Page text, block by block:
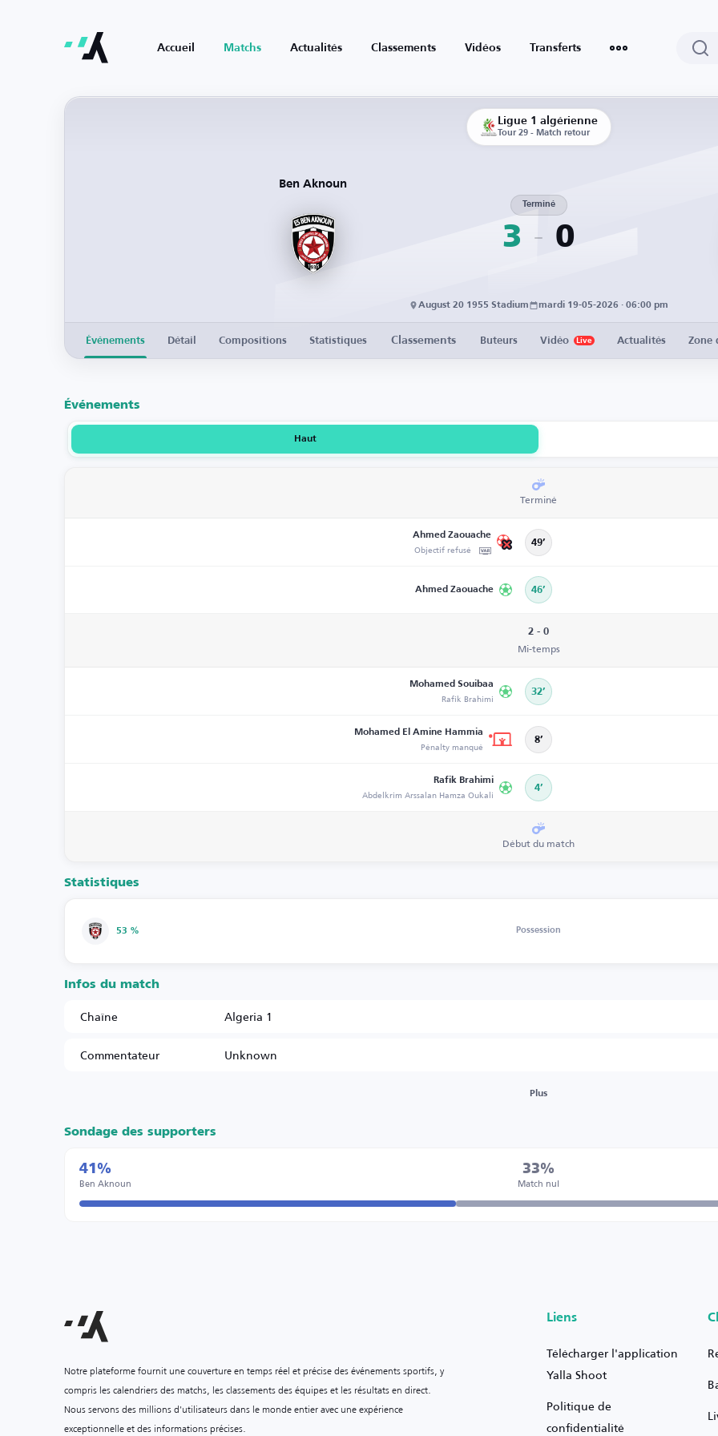
Accueil Matchs Actualités Classements Vidéos Transferts
Ligue 1 algérienne
Tour 29 - Match retour
Ben Aknoun
3
Terminé
0
August 20 1955 Stadium mardi 19-05-2026 · 06:00 pm
Événements Détail Compositions Statistiques Classements Buteurs Vidéo Live Actualités Zone
Événements
Haut
Terminé
Ahmed Zaouache
Objectif refusé 49’
Ahmed Zaouache 46’
2 - 0
Mi-temps
Mohamed Souibaa
Rafik Brahimi 32’
Mohamed El Amine Hammia
Pénalty manqué 8’
Rafik Brahimi
Abdelkrim Arssalan Hamza Oukali 4’
Début du match
Statistiques
53 % Possession
Infos du match
Chaîne
Algeria 1
Commentateur
Unknown
Plus
Sondage des supporters
41%
Ben Aknoun
33%
Match nul
Notre plateforme fournit une couverture en temps réel et précise des événements sportifs, y
compris les calendriers des matchs, les classements des équipes et les résultats en direct.
Nous servons des millions d'utilisateurs dans le monde entier avec une expérience
exceptionnelle et des informations précises.
Liens
Télécharger l'application
Yalla Shoot
Politique de
confidentialité